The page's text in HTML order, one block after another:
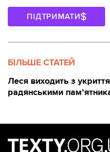
ПІДТРИМАТИ
БІЛЬШЕ СТАТЕЙ
Леся виходить з
радянськими